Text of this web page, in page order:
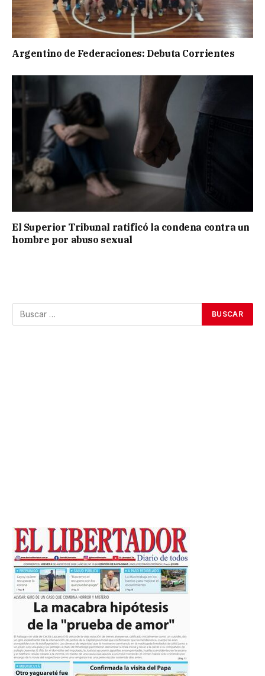
Argentino de Federaciones: Debuta Corrientes
El Superior Tribunal ratificó la condena contra un
hombre por abuso sexual